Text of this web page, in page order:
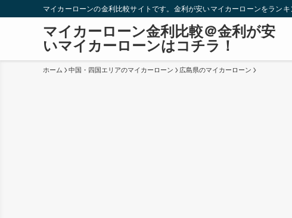
マイカーローンの金利比較サイトです。金利が安いマイカーローンをランキ
マイカーローン金利比較＠金利が安
いマイカーローンはコチラ！
ホーム 中国・四国エリアのマイカーローン 広島県のマイカーローン